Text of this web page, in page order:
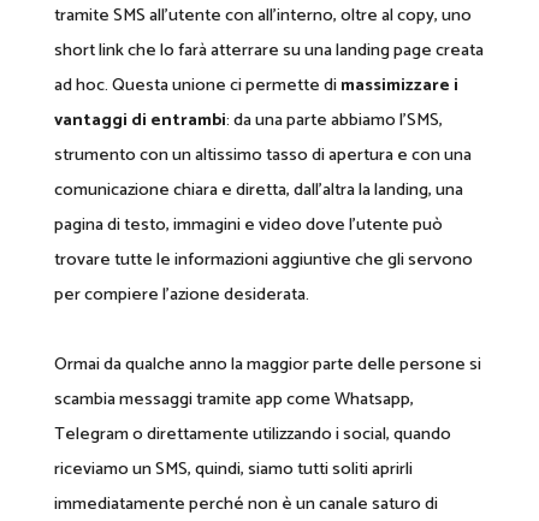
tramite SMS all’utente con all’interno, oltre al copy, uno
short link che lo farà atterrare su una landing page creata
ad hoc. Questa unione ci permette dimassimizzare i
vantaggi di entrambi: da una parte abbiamo l’SMS,
strumento con un altissimo tasso di apertura e con una
comunicazione chiara e diretta, dall’altra la landing, una
pagina di testo, immagini e video dove l’utente può
trovare tutte le informazioni aggiuntive che gli servono
per compiere l’azione desiderata.
Ormai da qualche anno la maggior parte delle persone si
scambia messaggi tramite app come Whatsapp,
Telegram o direttamente utilizzando i social, quando
riceviamo un SMS, quindi, siamo tutti soliti aprirli
immediatamente perché non è un canale saturo di